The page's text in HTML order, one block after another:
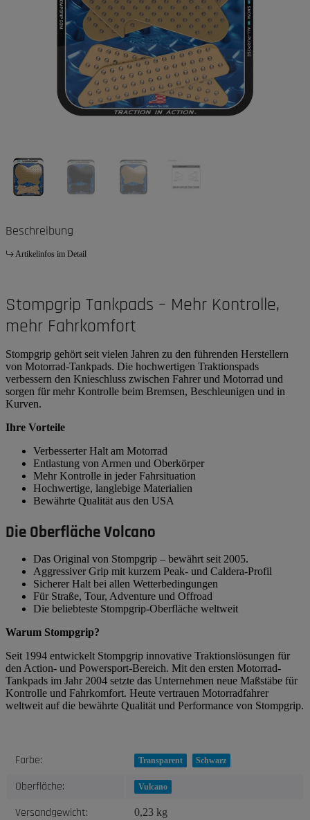
Beschreibung
Artikelinfos im Detail
Stompgrip Tankpads – Mehr Kontrolle,
mehr Fahrkomfort
Stompgrip gehört seit vielen Jahren zu den führenden Herstellern
von Motorrad-Tankpads. Die hochwertigen Traktionspads
verbessern den Knieschluss zwischen Fahrer und Motorrad und
sorgen für mehr Kontrolle beim Bremsen, Beschleunigen und in
Kurven.
Ihre Vorteile
Verbesserter Halt am Motorrad
Entlastung von Armen und Oberkörper
Mehr Kontrolle in jeder Fahrsituation
Hochwertige, langlebige Materialien
Bewährte Qualität aus den USA
Die Oberfläche Volcano
Das Original von Stompgrip – bewährt seit 2005.
Aggressiver Grip mit kurzem Peak- und Caldera-Profil
Sicherer Halt bei allen Wetterbedingungen
Für Straße, Tour, Adventure und Offroad
Die beliebteste Stompgrip-Oberfläche weltweit
Warum Stompgrip?
Seit 1994 entwickelt Stompgrip innovative Traktionslösungen für
den Action- und Powersport-Bereich. Mit den ersten Motorrad-
Tankpads im Jahr 2004 setzte das Unternehmen neue Maßstäbe für
Kontrolle und Fahrkomfort. Heute vertrauen Motorradfahrer
weltweit auf die bewährte Qualität und Performance von Stompgrip.
Produkteigenschaft
Wert
Farbe: Transparent Schwarz
Oberfläche: Vulcano
Versandgewicht: 0,23 kg